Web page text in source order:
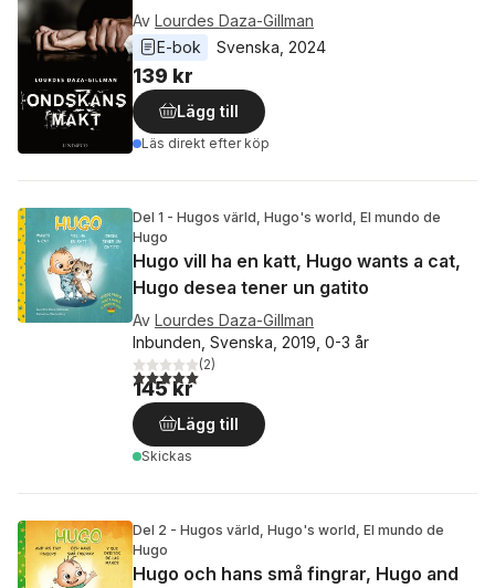
Av Lourdes Daza-Gillman
E-bok
Svenska 2024
139 kr
Lägg till
Läs direkt efter köp
Del 1 - Hugos värld, Hugo's world, El mundo de
Hugo
Hugo vill ha en katt, Hugo wants a cat,
Hugo desea tener un gatito
Av Lourdes Daza-Gillman
Inbunden, Svenska, 2019, 0-3 år
5,0utav 5 stjärnor. Totalt antal röster:
(2)
145 kr
Lägg till
Skickas
Del 2 - Hugos värld, Hugo's world, El mundo de
Hugo
Hugo och hans små fingrar, Hugo and